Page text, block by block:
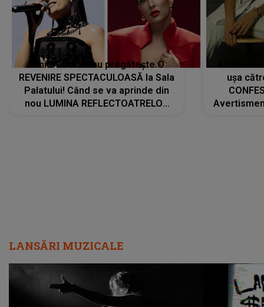
Tania Turtureanu pregătește O
REVENIRE SPECTACULOASĂ la Sala
Palatului! Când se va aprinde din
nou LUMINA REFLECTOATRELOR
ușa
LANSĂRI MUZICALE